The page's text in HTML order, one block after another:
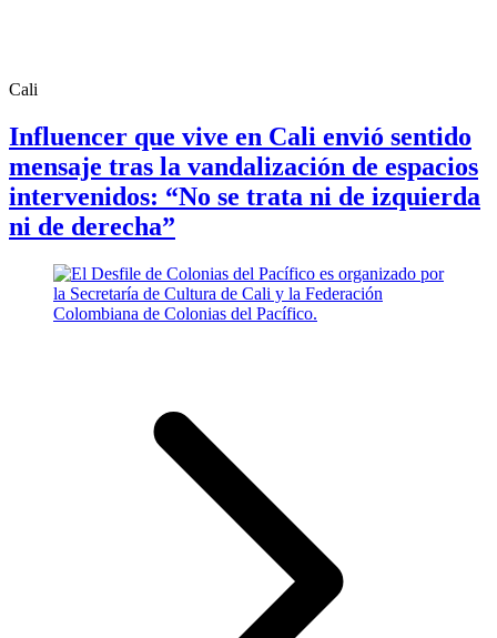
Cali
Influencer que vive en Cali envió sentido
mensaje tras la vandalización de espacios
intervenidos: “No se trata ni de izquierda
ni de derecha”